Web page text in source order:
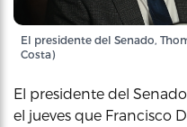
El presidente del Senado,
Costa)
El presidente del
el jueves que Francisco